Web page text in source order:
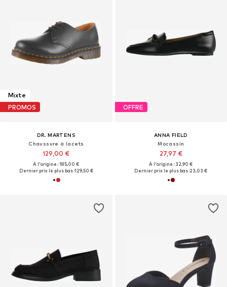
Mixte
PROMOS
DR. MARTENS
Chaussure à lacets
129,00 €
À l'origine : 185,00 €
Dernier prix le plus bas :129,50 €
OFFRE
ANNA FIELD
Mocassin
27,97 €
À l'origine : 32,90 €
Dernier prix le plus bas :23,03 €